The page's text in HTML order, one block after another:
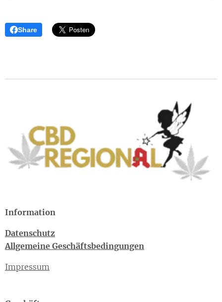
Share
Information
Datenschutz
Allgemeine Geschäftsbedingungen
Impressum